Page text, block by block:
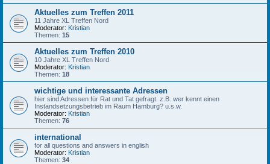
Aktuelles zum Treffen 2011
11 Jahre XL Treffen Nord
Moderator: Kristian
Themen: 15
Aktuelles zum Treffen 2010
10 Jahre XL Treffen Nord
Moderator: Kristian
Themen: 18
wichtige und interessante Adressen
hier sind Adressen für Rat und Tat gefragt. z.B. wer kennt einen
Instandsetzungsbetrieb im Raum Hamburg? u.s.w.
Moderator: Kristian
Themen: 76
international
for all questions and answers in english
Moderator: Kristian
Themen: 34